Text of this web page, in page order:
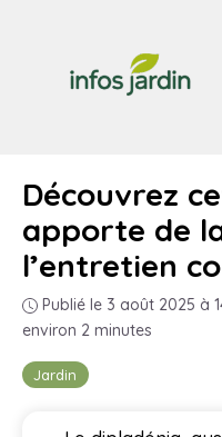
contenu
Jardin
Découvrez
apporte de
l’entretien
Publié le 3 août 2025 à
environ 2 minutes